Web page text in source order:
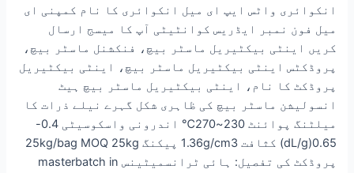
انکوائری واٹس ایپ ای میل انکوائری کا نام کمپنی ای
میل فون نمبر ایڈریس کوانٹیٹی آپ کا میسج ارسال
کریں اینٹی بیکٹیریل ماسٹر بیچ، فنکشنل ماسٹر بیچ،
پروڈکٹس اینٹی بیکٹیریل ماسٹر بیچ، اینٹی بیکٹیریل
پروڈکٹ کا نام، اینٹی بیکٹیریل ماسٹر بیچ ہیٹ
انسولیشن ماسٹر بیچ کی ظاہری شکل گہرے نیلے ذرات کا
میلٹنگ پوائنٹ 230~270℃ اندرونی واسکوسیٹی 0.4-
0.65(dL/g) کثافت 1.36g/cm3 پیکنگ 25kg/bag MOQ 25kg
پروڈکٹ کی تفصیل: ہائی ٹرانسمیٹینس masterbatch in